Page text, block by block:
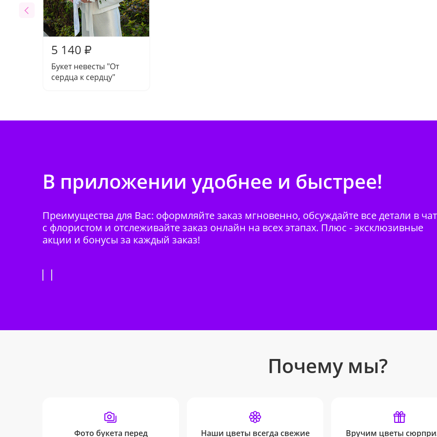
5 140 ₽
Букет невесты "От
сердца к сердцу"
В приложении удобнее и быстрее!
Преимущества для Вас: оформляйте заказ мгновенно, обсуждайте все детали в
с флористом и отслеживайте заказ онлайн на всех этапах. Плюс - эксклюзивные
акции и бонусы за каждый заказ!
Почему мы?
Фото букета перед Наши цветы всегда свежие Вручим цветы